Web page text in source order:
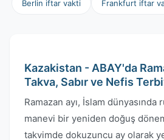
Berlin iftar vakti Frankfurt iftar
Kazakistan - ABAY'da
Takva, Sabır ve Nefis
Ramazan ayı, İslam dünyasında
manevi bir yeniden doğuş
takvimde dokuzuncu ay olarak